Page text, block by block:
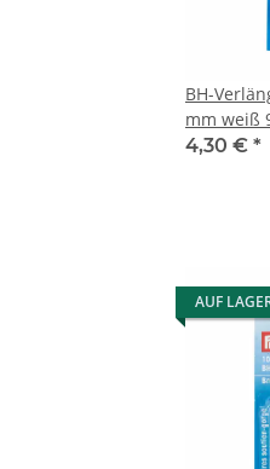
BH-
mm weiß
4,30 € *
AUF